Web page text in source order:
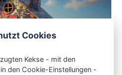
Cookies
Kekse - mit den
den Cookie-Einstellungen -